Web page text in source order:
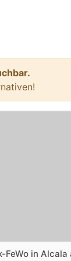
FeWo in Alcala